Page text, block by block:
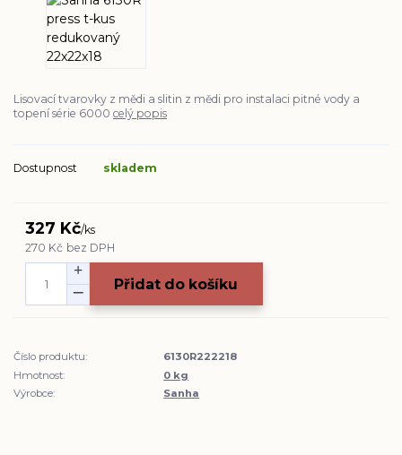
Lisovací tvarovky z mědi a slitin z mědi pro instalaci pitné vody a
topení série 6000 celý popis
Dostupnost skladem
327 Kč/ks
270 Kč bez DPH
Přidat do košíku
Číslo produktu:
6130R222218
Hmotnost:
0 kg
Výrobce:
Sanha